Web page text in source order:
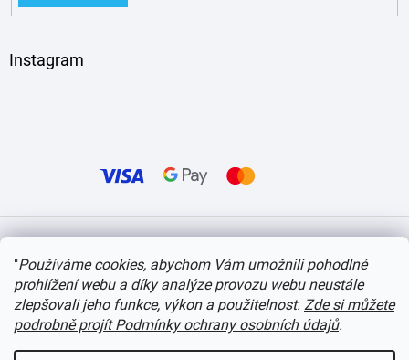
"Používáme cookies, abychom Vám umožnili pohodlné
prohlížení webu a díky analýze provozu webu neustále
zlepšovali jeho funkce, výkon a použitelnost. Zde si můžete
podrobně projít Podmínky ochrany osobních údajů.
Instagram
Copyright 2026 itvlaky.cz . Všechna práva vyhrazena. Upravit nastavení cookies